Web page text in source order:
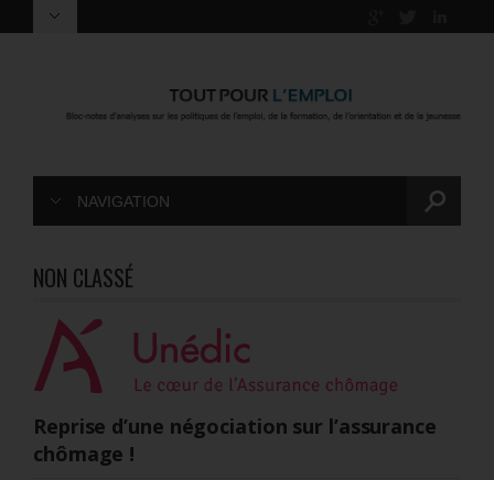
NAVIGATION
NON CLASSÉ
Reprise d’une négociation sur l’assurance
chômage !